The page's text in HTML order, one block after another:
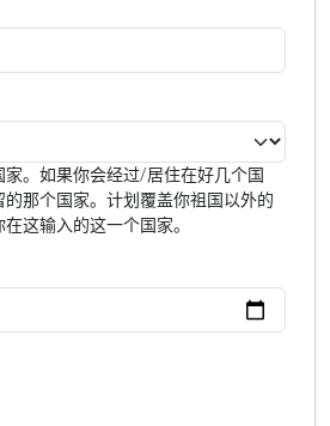
。如果你会经过/居住在好几个国
那个国家。计划覆盖你祖国以外的
这输入的这一个国家。